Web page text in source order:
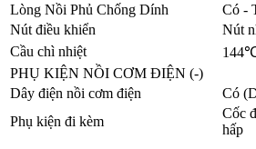
Lòng Nồi Phủ Chống Dính
Có -
Nút điều khiển
Nút
Cầu chì nhiệt
PHỤ KIỆN NỒI CƠM ĐIỆN (-)
Dây điện nồi cơm điện
Có
Phụ kiện đi kèm
Cốc
hấp